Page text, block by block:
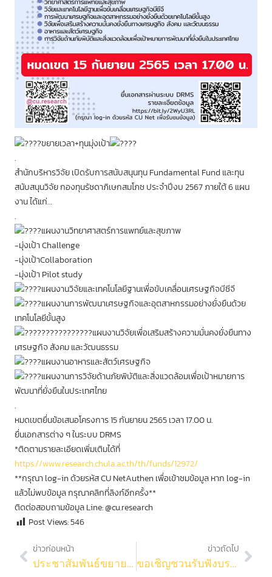
ขยายเวลา+ทุนมุ่งเป้า
.
สำนักบริหารวิจัย เปิดรับการสนับสนุนทุน Fundamental Fund และทุน
สนับสนุนวิจัย กองทุนรัชดาภิเษกสมโภช ประจำปีงบ 2567 ภายใต้ 6 แผน
งาน ได้แก่…
.
แผนงานวิทยาศาสตร์การแพทย์และสุขภาพ
-มุ่งเป้า Challenge
-มุ่งเป้าCollaboration
-มุ่งเป้า Pilot study
แผนงานวิจัยและเทคโนโลยีฐานเพื่อขับเคลื่อนเศรษฐกิจบีซีจี
แผนงานการพัฒนาเศรษฐกิจและอุตสาหกรรมอย่างยั่งยืนด้วย
เทคโนโลยีขั้นสูง
แผนงานวิจัยเพื่อเสริมสร้างความมั่นคงยั่งยืนทาง
เศรษฐกิจ สังคม และวัฒนธรรม
แผนงานอาหารและสัตว์เศรษฐกิจ
แผนงานการวิจัยด้านภัยพิบัติและสิ่งแวดล้อมเพื่อเป้าหมายการ
พัฒนาที่ยั่งยืนในประเทศไทย
.
หมดเขตยื่นข้อเสนอโครงการ 15 กันยายน 2565 เวลา 17.00 น.
ยื่นเอกสารต่าง ๆ ในระบบ DRMS
*ติดตามรายละเอียดเพิ่มเติมได้ที่
https://www.research.chula.ac.th/th/funds/12972/
**กรุณา log-in ด้วยรหัส CU NetAuthen เพื่อเข้าชมข้อมูล หาก log-in
แล้วไม่พบข้อมูล กรุณาคลิกที่ลิงก์อีกครั้ง**
ติดต่อสอบถามข้อมูล Line: @cu.research
Post Views:546
ข่าวก่อนหน้า
ประชาสัมพันธ์ขยายเวลาการรับสมัครทุน Fundamental Fund และกองทุนวิจัยรัชดาภิเษกสมโภชประจำปีงบประมาณ 2567
ข่าวถัดไป
ขอเชิญชวนรับฟังบรรยายพิเศษ ในหัวข้อ “From Research to International Market: A 19-Year Case Study” โดย รองศาสตราจารย์ ดร.เจษฎา วรรณสินธุ์ อาจารย์ประจำภาควิชาวิศวกรรมเหมืองแร่และวัสดุ คณะวิศวกรรมศาสตร์ มหาวิทยาลัยสงขลานครินทร์